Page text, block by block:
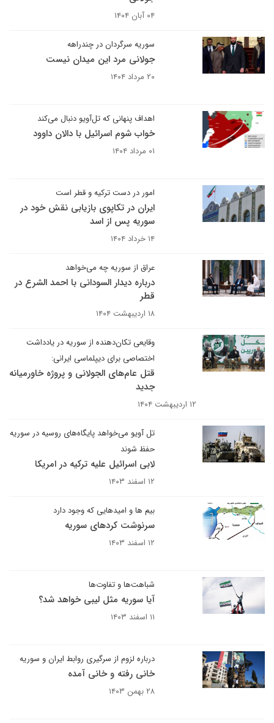
۰۴ آبان ۱۴۰۴
سوریه سرگردان در چندراهه
جولانی مرد این میدان نیست
۲۰ مرداد ۱۴۰۴
اهداف پنهانی که تل‌آویو دنبال می‌کند
خواب شوم اسرائیل با دالان داوود
۰۱ مرداد ۱۴۰۴
امور در دست ترکیه و قطر است
ایران در تکاپوی بازیابی نقش خود در
سوریه پس از اسد
۱۴ خرداد ۱۴۰۴
عراق از سوریه چه می‌خواهد
درباره دیدار السودانی با احمد الشرع در
قطر
۱۸ اردیبهشت ۱۴۰۴
وقایعی تکان‌دهنده از سوریه در یادداشت
اختصاصی برای دیپلماسی ایرانی:
قتل عام‌های الجولانی و پروژه خاورمیانه
جدید
۱۲ اردیبهشت ۱۴۰۴
تل آویو می‌خواهد پایگاه‌های روسیه در سوریه
حفظ شوند
لابی اسرائیل علیه ترکیه در امریکا
۱۲ اسفند ۱۴۰۳
بیم ها و امیدهایی که وجود دارد
سرنوشت کردهای سوریه
۱۲ اسفند ۱۴۰۳
شباهت‌ها و تفاوت‌ها
آیا سوریه مثل لیبی خواهد شد؟
۱۱ اسفند ۱۴۰۳
درباره لزوم از سرگیری روابط ایران و سوریه
خانی رفته و خانی آمده
۲۸ بهمن ۱۴۰۳